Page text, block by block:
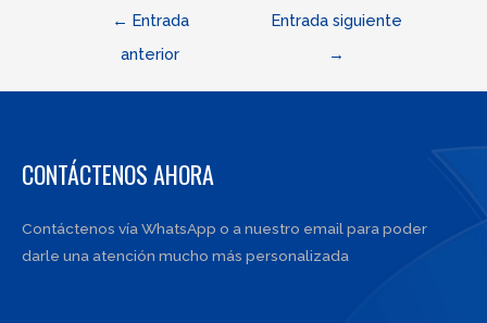
Navegación
← Entrada
anterior
Entrada siguiente
→
CONTÁCTENOS AHORA
Contáctenos vía WhatsApp o a nuestro email para poder
darle una atención mucho más personalizada